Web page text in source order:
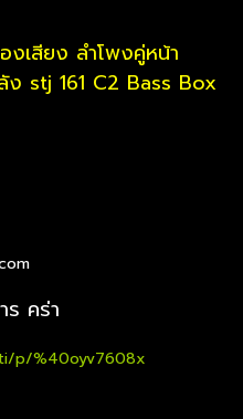
เสียง ลำโพงคู่หน้า
ง stj 161 C2 Bass Box
คร่า
p/%40oyv7608x